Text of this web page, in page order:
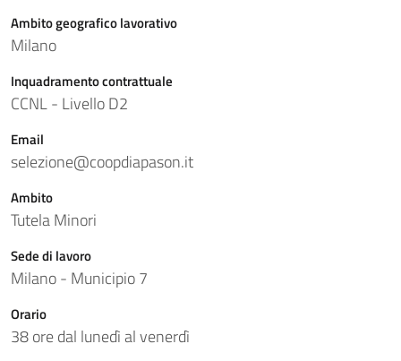
Ambito geografico lavorativo
Milano
Inquadramento contrattuale
CCNL - Livello D2
Email
selezione@coopdiapason.it
Ambito
Tutela Minori
Sede di lavoro
Milano - Municipio 7
Orario
38 ore dal lunedì al venerdì